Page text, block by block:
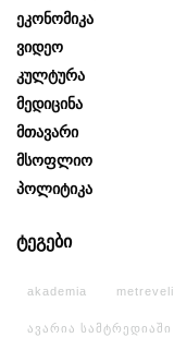
Ეკონომიკა
Ვიდეო
Კულტურა
Მედიცინა
Მთავარი
Მსოფლიო
Პოლიტიკა
ტეგები
akademia metreveli
ავარია სამტრედიაში